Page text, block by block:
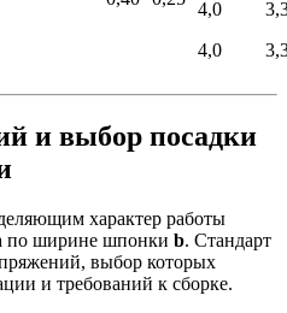
4,0
4,0
и выбор посадки
характер работы
по ширине шпонки b. Стандарт
выбор которых
и требований к сборке.